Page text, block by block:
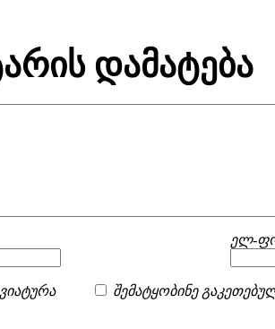
დამატება
ელ-
შემატყობინე